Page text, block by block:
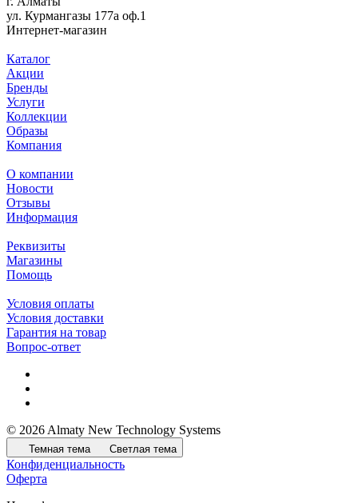
ул. Курмангазы 177а оф.1
Интернет-магазин
Каталог
Акции
Бренды
Услуги
Коллекции
Образы
Компания
О компании
Новости
Отзывы
Информация
Реквизиты
Магазины
Помощь
Условия оплаты
Условия доставки
Гарантия на товар
Вопрос-ответ
© 2026 Almaty New Technology Systems
Темная тема Светлая тема
Конфиденциальность
Оферта